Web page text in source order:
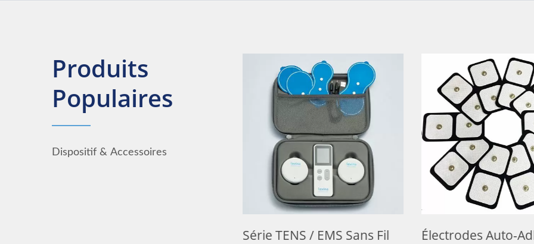
Produits
Populaires
Dispositif & Accessoires
Série TENS / EMS Sans Fil Électrodes Auto-